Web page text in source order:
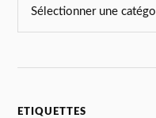
ETIQUETTES